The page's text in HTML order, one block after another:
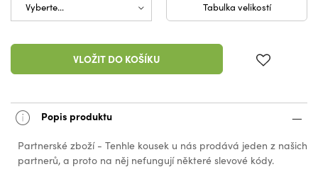
Tabulka velikostí
VLOŽIT DO KOŠÍKU
Popis produktu
Partnerské zboží - Tenhle kousek u nás prodává jeden z našich
partnerů, a proto na něj nefungují některé slevové kódy.